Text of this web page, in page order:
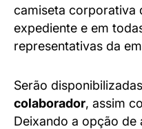
camiseta corporativa
expediente e em
representativas da
Serão disponibilizadas
colaborador, assim
Deixando a opção de